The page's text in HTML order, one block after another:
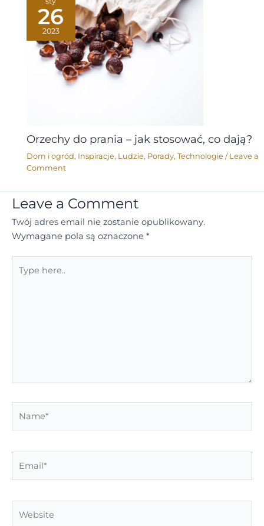
26
2023
Orzechy do prania – jak stosować, co dają?
Dom i ogród, Inspiracje, Ludzie, Porady, Technologie / Leave a
Comment
Leave a Comment
Twój adres email nie zostanie opublikowany.
Wymagane pola są oznaczone *
here..